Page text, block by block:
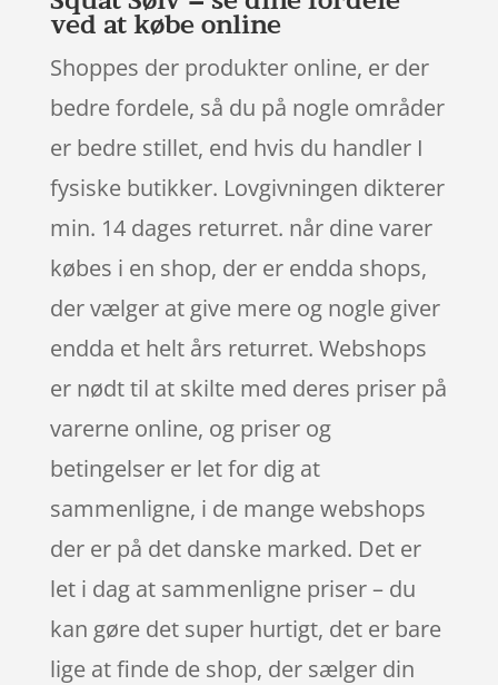
ved at købe online
Shoppes der produkter online, er der
bedre fordele, så du på nogle områder
er bedre stillet, end hvis du handler I
fysiske butikker. Lovgivningen dikterer
min. 14 dages returret. når dine varer
købes i en shop, der er endda shops,
der vælger at give mere og nogle giver
endda et helt års returret. Webshops
er nødt til at skilte med deres priser på
varerne online, og priser og
betingelser er let for dig at
sammenligne, i de mange webshops
der er på det danske marked. Det er
let i dag at sammenligne priser – du
kan gøre det super hurtigt, det er bare
lige at finde de shop, der sælger din